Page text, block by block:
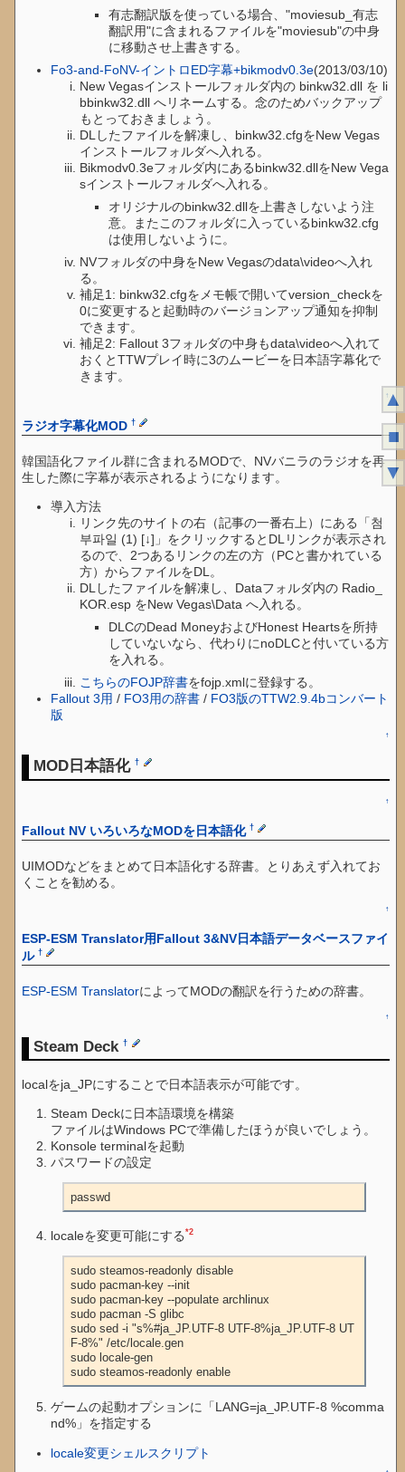
有志翻訳版を使っている場合、"moviesub_有志
翻訳用"に含まれるファイルを"moviesub"の中身
に移動させ上書きする。
Fo3-and-FoNV-イントロED字幕+bikmodv0.3e(2013/03/10)
New Vegasインストールフォルダ内の binkw32.dll を li
bbinkw32.dll へリネームする。念のためバックアップ
もとっておきましょう。
DLしたファイルを解凍し、binkw32.cfgをNew Vegas
インストールフォルダへ入れる。
Bikmodv0.3eフォルダ内にあるbinkw32.dllをNew Vega
sインストールフォルダへ入れる。
オリジナルのbinkw32.dllを上書きしないよう注
意。またこのフォルダに入っているbinkw32.cfg
は使用しないように。
NVフォルダの中身をNew Vegasのdata\videoへ入れ
る。
補足1: binkw32.cfgをメモ帳で開いてversion_checkを
0に変更すると起動時のバージョンアップ通知を抑制
できます。
補足2: Fallout 3フォルダの中身もdata\videoへ入れて
おくとTTWプレイ時に3のムービーを日本語字幕化で
きます。
↑
ラジオ字幕化MOD †
韓国語化ファイル群に含まれるMODで、NVバニラのラジオを再
生した際に字幕が表示されるようになります。
導入方法
リンク先のサイトの右（記事の一番右上）にある「첨
부파일 (1) [↓]」をクリックするとDLリンクが表示され
るので、2つあるリンクの左の方（PCと書かれている
方）からファイルをDL。
DLしたファイルを解凍し、Dataフォルダ内の Radio_
KOR.esp をNew Vegas\Data へ入れる。
DLCのDead MoneyおよびHonest Heartsを所持
していないなら、代わりにnoDLCと付いている方
を入れる。
こちらのFOJP辞書をfojp.xmlに登録する。
Fallout 3用 / FO3用の辞書 / FO3版のTTW2.9.4bコンバート
版
↑
MOD日本語化†
↑
Fallout NV いろいろなMODを日本語化 †
UIMODなどをまとめて日本語化する辞書。とりあえず入れてお
くことを勧める。
↑
ESP-ESM Translator用Fallout 3&NV日本語データベースファイ
ル †
ESP-ESM TranslatorによってMODの翻訳を行うための辞書。
↑
Steam Deck†
localをja_JPにすることで日本語表示が可能です。
Steam Deckに日本語環境を構築
ファイルはWindows PCで準備したほうが良いでしょう。
Konsole terminalを起動
パスワードの設定
passwd
localeを変更可能にする*2
sudo steamos-readonly disable
sudo pacman-key --init
sudo pacman-key --populate archlinux
sudo pacman -S glibc
sudo sed -i "s%#ja_JP.UTF-8 UTF-8%ja_JP.UTF-8 UT
F-8%" /etc/locale.gen
sudo locale-gen
sudo steamos-readonly enable
ゲームの起動オプションに「LANG=ja_JP.UTF-8 %comma
nd%」を指定する
locale変更シェルスクリプト
▲
■
▼